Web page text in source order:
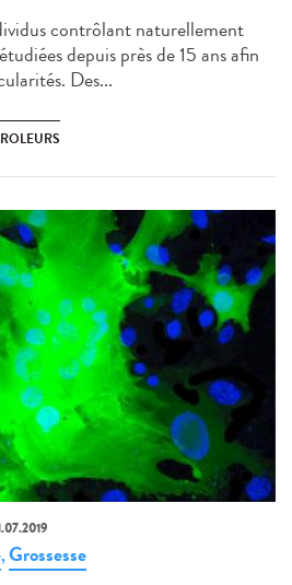
contrôlant naturellement
depuis près de 15 ans afin
Des...
,Grossesse